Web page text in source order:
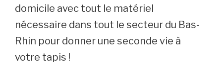
domicile avec tout le matériel
nécessaire dans tout le secteur du Bas-
Rhin pour donner une seconde vie à
votre tapis !